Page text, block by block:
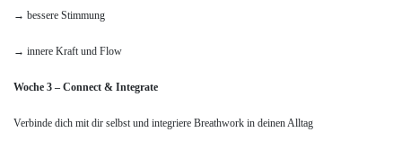
→ bessere Stimmung
→ innere Kraft und Flow
Woche 3 – Connect & Integrate
Verbinde dich mit dir selbst und integriere Breathwork in deinen Alltag